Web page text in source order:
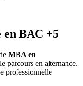
en BAC +5
MBA en
parcours en alternance.
professionnelle